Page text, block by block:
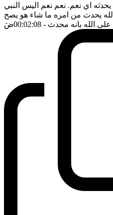
اي نعم. نعم نعم اليس النبي
يحدث من امره ما شاء هو يصح
على الله بانه محدث - 00:02:08 ضَ